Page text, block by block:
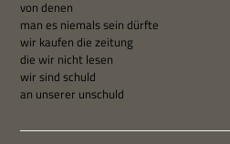
von denen
man es nie­mals sein dürfte
wir kau­fen die zeitung
die wir nicht lesen
wir sind schuld
an unse­rer unschuld